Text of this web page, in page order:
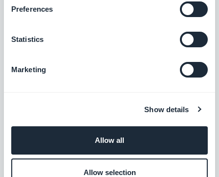
Preferences
Statistics
Marketing
Show details
Allow all
Allow selection
Simplifiez votre communication d'équipe
Gérez votre comptabilité comme un pro